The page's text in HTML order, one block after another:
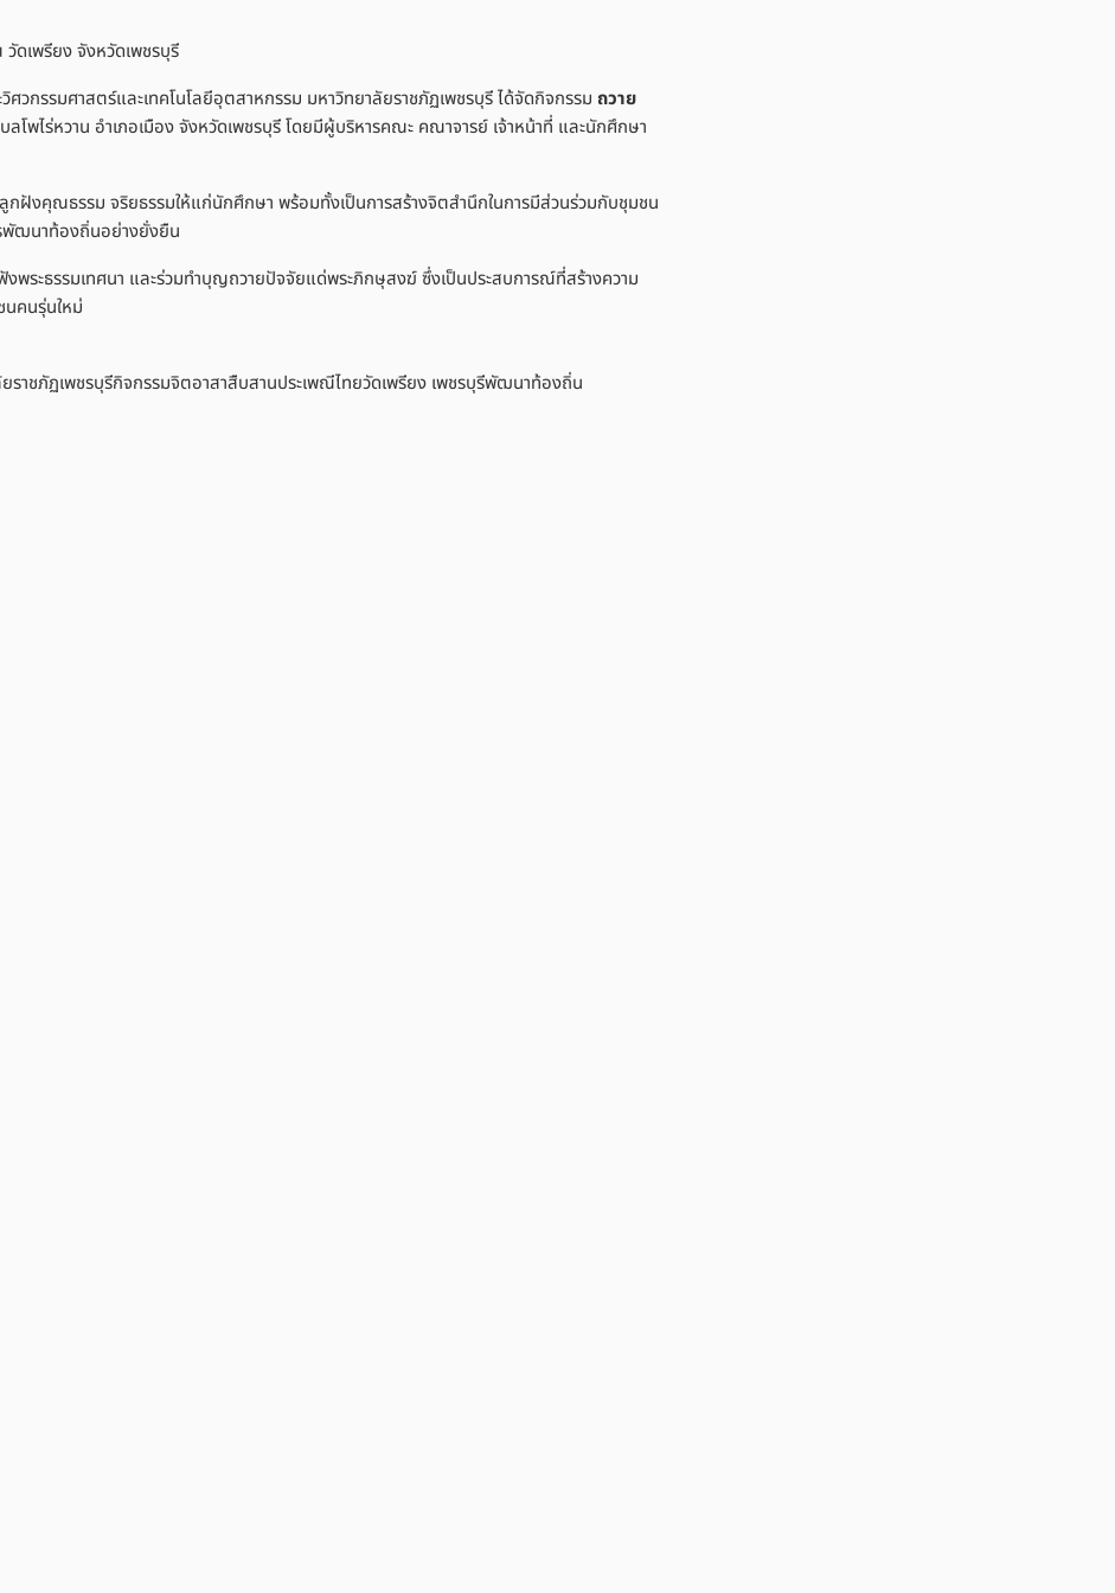
กรรมศาสตร์และเทคโนโลยีอุตสาหกรรม มหาวิทยาลัยราชภัฏเพชรบุรี ได้จัดกิจกรรม ถวาย
ลโพไร่หวาน อำเภอเมือง จังหวัดเพชรบุรี โดยมีผู้บริหารคณะ คณาจารย์ เจ้าหน้าที่ และนักศึกษา
ฝังคุณธรรม จริยธรรมให้แก่นักศึกษา พร้อมทั้งเป็นการสร้างจิตสำนึกในการมีส่วนร่วมกับชุมชน
พัฒนาท้องถิ่นอย่างยั่งยืน
พระธรรมเทศนา และร่วมทำบุญถวายปัจจัยแด่พระภิกษุสงฆ์ ซึ่งเป็นประสบการณ์ที่สร้างความ
นคนรุ่นใหม่
าชภัฏเพชรบุรีกิจกรรมจิตอาสาสืบสานประเพณีไทยวัดเพรียง เพชรบุรีพัฒนาท้องถิ่น